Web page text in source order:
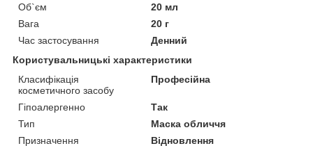
Об`єм
20 мл
Вага
20 г
Час застосування
Денний
Користувальницькі характеристики
Класифікація
косметичного засобу
Професійна
Гіпоалергенно
Так
Тип
Маска обличчя
Призначення
Відновлення